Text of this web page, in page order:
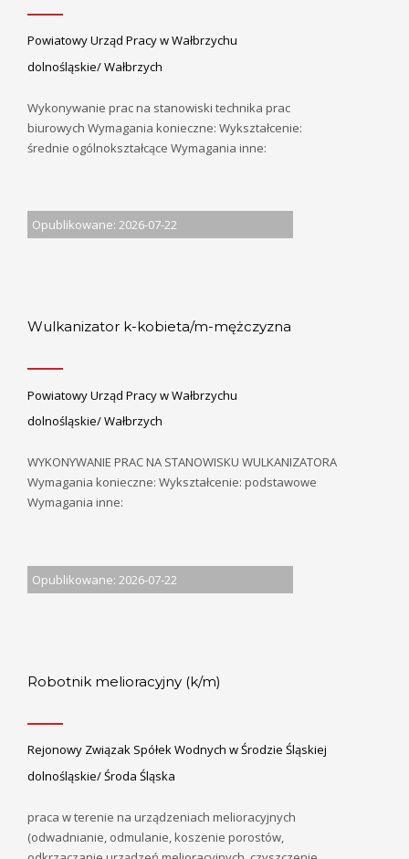
Powiatowy Urząd Pracy w Wałbrzychu
dolnośląskie/ Wałbrzych
Wykonywanie prac na stanowiski technika prac
biurowych Wymagania konieczne: Wykształcenie:
średnie ogólnokształcące Wymagania inne:
Opublikowane: 2026-07-22
Wulkanizator k-kobieta/m-mężczyzna
Powiatowy Urząd Pracy w Wałbrzychu
dolnośląskie/ Wałbrzych
WYKONYWANIE PRAC NA STANOWISKU WULKANIZATORA
Wymagania konieczne: Wykształcenie: podstawowe
Wymagania inne:
Opublikowane: 2026-07-22
Robotnik melioracyjny (k/m)
Rejonowy Związak Spółek Wodnych w Środzie Śląskiej
dolnośląskie/ Środa Śląska
praca w terenie na urządzeniach melioracyjnych
(odwadnianie, odmulanie, koszenie porostów,